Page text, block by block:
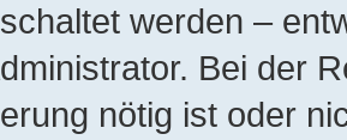
werden –
Bei der
nötig ist oder